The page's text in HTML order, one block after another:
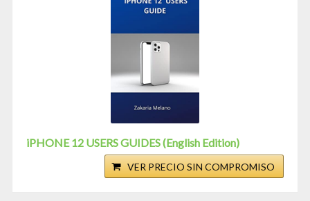
iPHONE 12 USERS GUIDES (English Edition)
VER PRECIO SIN COMPROMISO